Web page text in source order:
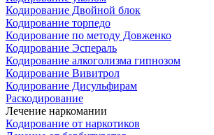
Кодирование Двойной блок
Кодирование торпедо
Кодирование по методу Довженко
Кодирование Эспераль
Кодирование алкоголизма гипнозом
Кодирование Вивитрол
Кодирование Дисульфирам
Раскодирование
Лечение наркомании
Кодирование от наркотиков